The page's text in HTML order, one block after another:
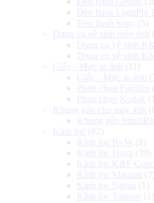
Đèn flash LightPix
Đèn flash Sony (5)
Dụng cụ vệ sinh máy ảnh
Dụng cụ vệ sinh
Dụng cụ vệ sinh
Giấy - Mực in ảnh
(11)
Giấy - Mực in ảnh
Phim chụp Fujifilm
Phim chụp Kodak
Khung gắn cho máy ảnh
Khung gắn
Kính lọc (82)
Kính lọc B+W (8)
Kính lọc Hoya (39)
Kính lọc K&F
Kính lọc Marumi (2)
Kính lọc Sigma (1)
Kính lọc Tamron
(1)